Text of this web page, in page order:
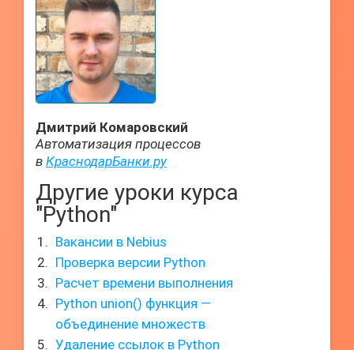
Дмитрий Комаровский
Автоматизация процессов
в КраснодарБанки.ру
Другие уроки курса
"Python"
Вакансии в Nebius
Проверка версии Python
Расчет времени выполнения
Python union() функция —
объединение множеств
Удаление ссылок в Python